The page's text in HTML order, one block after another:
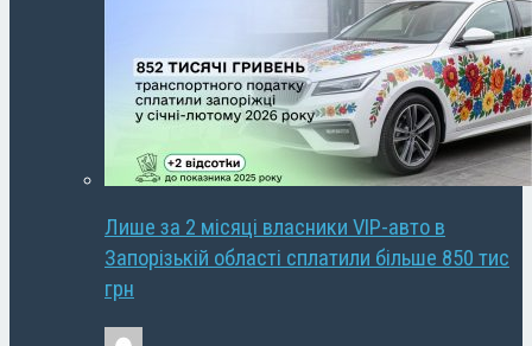
Лише за 2 місяці власники VIP-авто в
Запорізькій області сплатили більше 850 тис
грн